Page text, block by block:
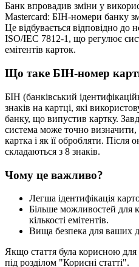
Банк впровадив зміни у викори
Mastercard: БІН-номери банку з
Це відбувається відповідно до н
ISO/IEC 7812-1, що регулює сис
емітентів карток.
Що таке БІН-номер карт
БІН (банківський ідентифікацій
знаків на картці, які використов
банку, що випустив картку. Завд
система може точно визначити,
картка і як її обробляти. Після о
складаються з 8 знаків.
Чому це важливо?
Легша ідентифікація карт
Більше можливостей для к
кількості емітентів.
Вища безпека для ваших д
Якщо стаття була корисною для
під розділом "Корисні статті".